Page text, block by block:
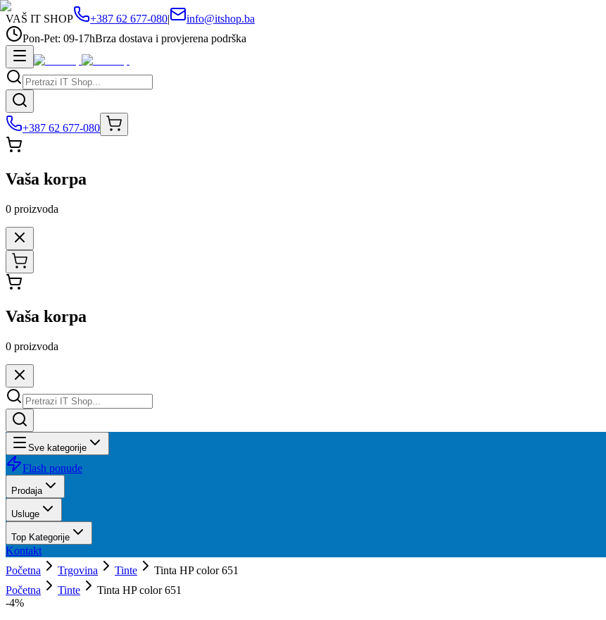
VAŠ IT SHOP +387 62 677-080|
info@itshop.ba
Pon-Pet: 09-17hBrza dostava i provjerena podrška
+387 62 677-080
Vaša korpa
0 proizvoda
Vaša korpa
0 proizvoda
Sve kategorije
Flash ponude
Prodaja
Usluge
Top Kategorije
Kontakt
Početna
Trgovina Tinte
Tinta HP color 651
Početna
Tinte
Tinta HP color 651
-4%